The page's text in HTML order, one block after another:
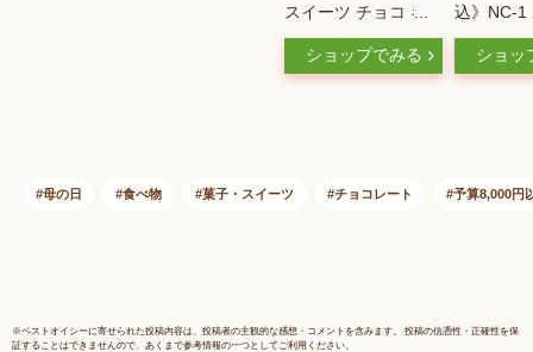
スイーツ チョコ ギ
フト チョコレート
お菓子 高級 おしゃ
プチギフト 内祝い
イーツ 送料無料
ショップでみる
込》NC-1
ョコラ 詰
12本 花
ョコ 棒付
日食べ物
ショッ
母の日 食べ物 菓子・スイーツ チョコレート 予算8,000円
※ベストオイシーに寄せられた投稿内容は、投稿者の主観的な感想・コメントを含みます。 投稿の信憑性・正確性を保
証することはできませんので、あくまで参考情報の一つとしてご利用ください。